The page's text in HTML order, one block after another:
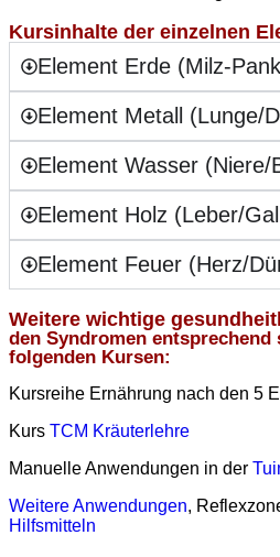
Kursinhalte der einzelnen
Element Erde (Milz-
Element Metall (Lunge/
Element Wasser (Niere/
Element Holz (Leber/
Element Feuer (Herz/
Weitere wichtige
den Syndromen
folgenden Kursen:
Kursreihe Ernährung nach den 5
Kurs TCM Kräuterlehre
Manuelle Anwendungen in der
Weitere Anwendungen,
Hilfsmitteln